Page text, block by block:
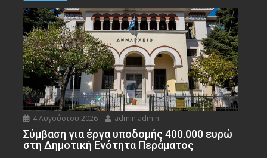
4 Αυγούστου 2026 admin admin
Σύμβαση για έργα υποδομής 400.000 ευρώ
στη Δημοτική Ενότητα Περάματος